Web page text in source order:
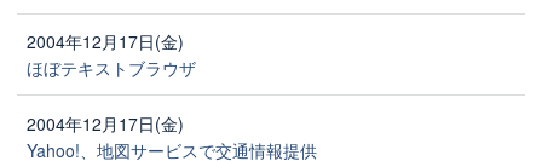
2004年12月17日(金)
ほぼテキストブラウザ
2004年12月17日(金)
Yahoo!、地図サービスで交通情報提供